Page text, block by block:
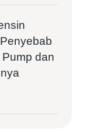
dan